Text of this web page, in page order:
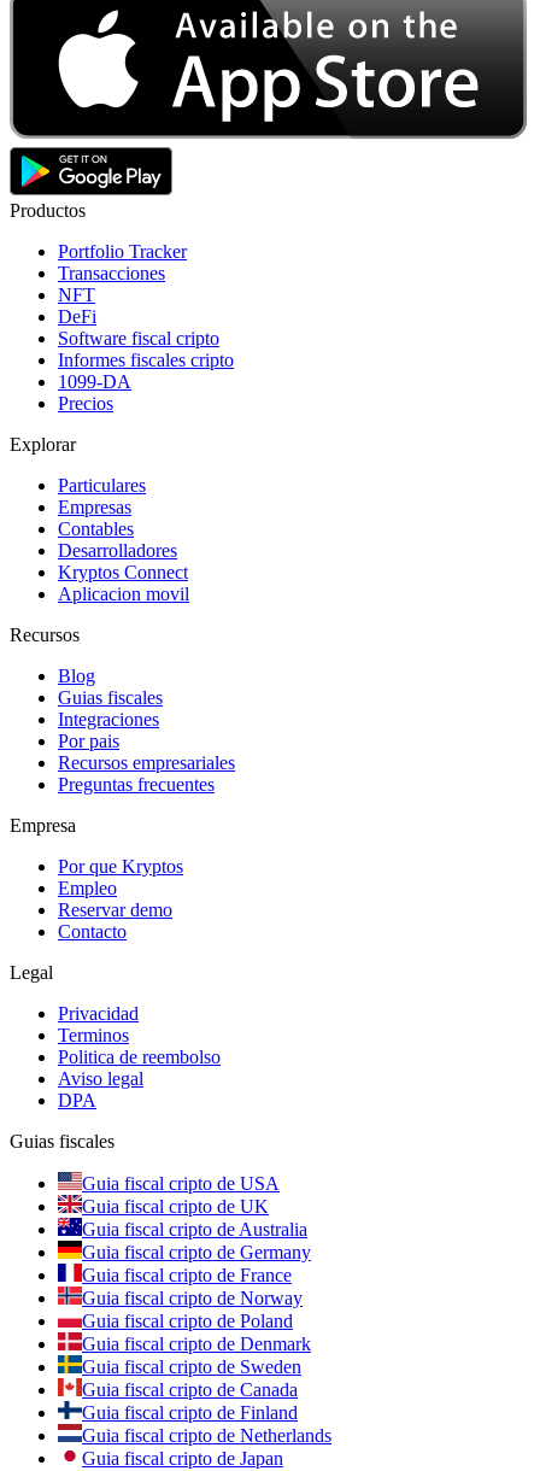
Productos
Portfolio Tracker
Transacciones
NFT
DeFi
Software fiscal cripto
Informes fiscales cripto
1099-DA
Precios
Explorar
Particulares
Empresas
Contables
Desarrolladores
Kryptos Connect
Aplicacion movil
Recursos
Blog
Guias fiscales
Integraciones
Por pais
Recursos empresariales
Preguntas frecuentes
Empresa
Por que Kryptos
Empleo
Reservar demo
Contacto
Legal
Privacidad
Terminos
Politica de reembolso
Aviso legal
DPA
Guias fiscales
Guia fiscal cripto de USA
Guia fiscal cripto de UK
Guia fiscal cripto de Australia
Guia fiscal cripto de Germany
Guia fiscal cripto de France
Guia fiscal cripto de Norway
Guia fiscal cripto de Poland
Guia fiscal cripto de Denmark
Guia fiscal cripto de Sweden
Guia fiscal cripto de Canada
Guia fiscal cripto de Finland
Guia fiscal cripto de Netherlands
Guia fiscal cripto de Japan